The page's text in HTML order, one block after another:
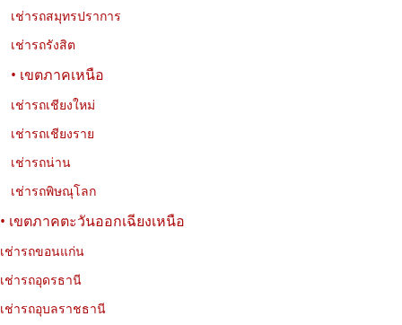
กับ Exclusive Car Rental
01-08-2026นพรัตน์ เที่ยววงษ์
10 วัดที่น่าสนใจในกรุงเทพฯ เที่ยววัดสวย ชมเมือง และเรียนรู้
ประวัติศาสตร์
เช่ารถสมุทรปราการ
เช่ารถรังสิต
• เขตภาคเหนือ
เช่ารถเชียงใหม่
เช่ารถเชียงราย
เช่ารถน่าน
เช่ารถพิษณุโลก
• เขตภาคตะวันออกเฉียงเหนือ
เช่ารถขอนแก่น
เช่ารถอุดรธานี
เช่ารถอุบลราชธานี